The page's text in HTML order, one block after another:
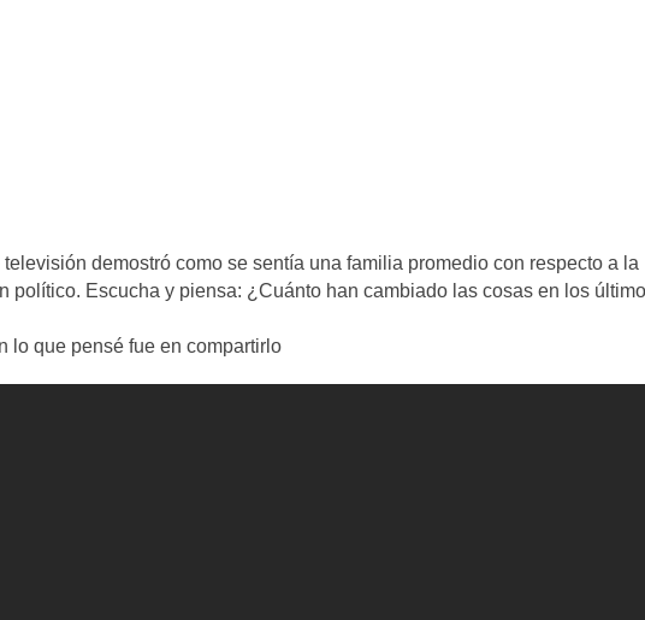
demostró como se sentía una familia promedio con respecto a la
político. Escucha y piensa: ¿Cuánto han cambiado las cosas en los
lo que pensé fue en compartirlo